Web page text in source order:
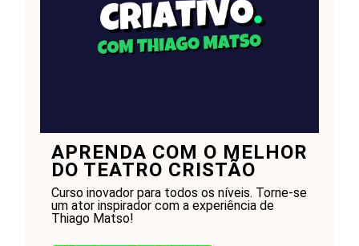
APRENDA COM O MELHOR
DO TEATRO CRISTÃO
Curso inovador para todos os níveis. Torne-se
um ator inspirador com a experiência de
Thiago Matso!